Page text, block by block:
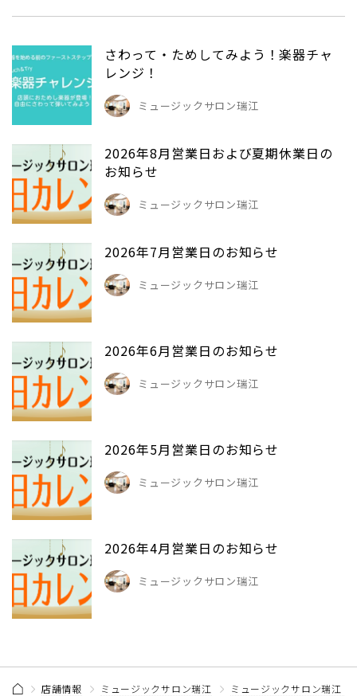
さわって・ためしてみよう！楽器チャ
レンジ！
ミュージックサロン瑞江
2026年8月営業日および夏期休業日の
お知らせ
ミュージックサロン瑞江
2026年7月営業日のお知らせ
ミュージックサロン瑞江
2026年6月営業日のお知らせ
ミュージックサロン瑞江
2026年5月営業日のお知らせ
ミュージックサロン瑞江
2026年4月営業日のお知らせ
ミュージックサロン瑞江
店舗情報 ミュージックサロン瑞江 ミュージックサロン瑞江